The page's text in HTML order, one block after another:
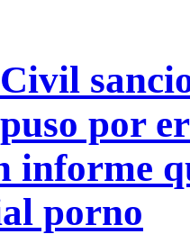
por
informe
porno